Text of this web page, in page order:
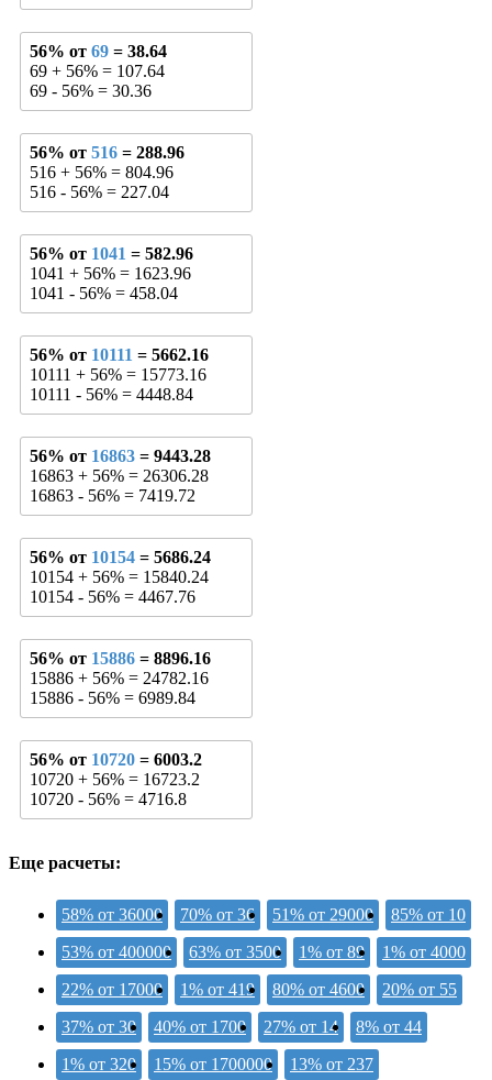
56% от 69 = 38.64
69 + 56% = 107.64
69 - 56% = 30.36
56% от 516 = 288.96
516 + 56% = 804.96
516 - 56% = 227.04
56% от 1041 = 582.96
1041 + 56% = 1623.96
1041 - 56% = 458.04
56% от 10111 = 5662.16
10111 + 56% = 15773.16
10111 - 56% = 4448.84
56% от 16863 = 9443.28
16863 + 56% = 26306.28
16863 - 56% = 7419.72
56% от 10154 = 5686.24
10154 + 56% = 15840.24
10154 - 56% = 4467.76
56% от 15886 = 8896.16
15886 + 56% = 24782.16
15886 - 56% = 6989.84
56% от 10720 = 6003.2
10720 + 56% = 16723.2
10720 - 56% = 4716.8
Еще расчеты:
58% от 36000 70% от 36 51% от 29000
85% от 10
53% от 400000
63% от 3500 1% от 89
1% от 4000
22% от 17000
1% от 419 80% от 4600
20% от 55
37% от 30
40% от 1700 27% от 14
8% от 44
1% от 320
15% от 1700000 13% от 237